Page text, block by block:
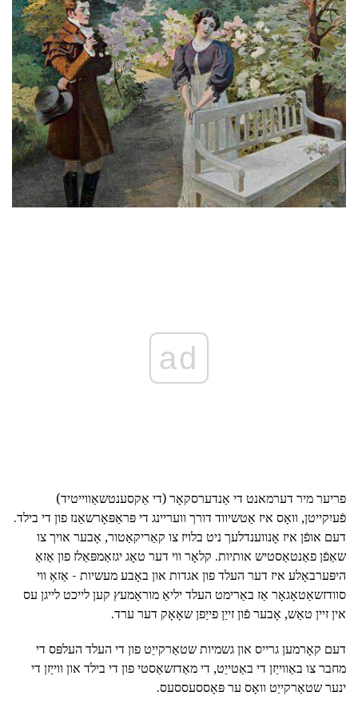
ad
פריער מיר דערמאנט די אַנדערסקאָר (די אַקסענטשאַווייטיד)
פֿעיִקייטן, וואָס איז אַטשיווד דורך וועריינג די פּראַפּאָרשאַנז פון די בילד.
דעם אופֿן איז אָנווענדלעך ניט בלויז צו קאַריקאַטור, אָבער אויך צו
שאַפֿן פאַנטאַסטיש אותיות. קלאָר ווי דער טאָג יגזאַמפּאַלז פון אַזאַ
היפּערבאָלע איז דער העלד פון אגדות און באָבע מעשיות - אַזאַ ווי
סוודזשאַטאָגאָר אַז באַרימט העלד יליאַ מוראָמעץ קען לייכט לייגן עס
אין זיין טאַש, אָבער פֿון זייַן פייַפן שאָאָק דער ערד.
דעם קאָרמען גרייס און גשמיות שטאַרקייַט פון די העלד העלפּס די
מחבר צו באַווייַזן די באַטייַט, די מאַדזשאַסטי פון די בילד און ווייַזן די
ינער שטאַרקייַט וואָס ער פּאָססעססעס.